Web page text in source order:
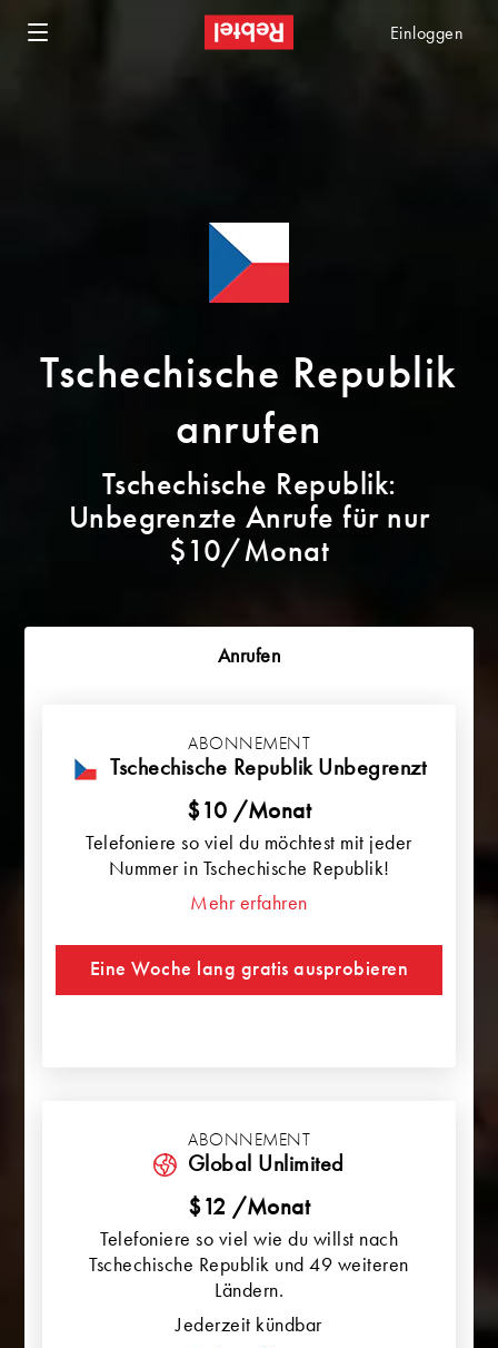
Einloggen
Tschechische Republik
anrufen
Tschechische Republik:
Unbegrenzte Anrufe für nur
$10/Monat
Anrufen
ABONNEMENT
Tschechische Republik Unbegrenzt
$10 /Monat
Telefoniere so viel du möchtest mit jeder
Nummer in Tschechische Republik!
Mehr erfahren
Eine Woche lang gratis ausprobieren
ABONNEMENT
Global Unlimited
$12 /Monat
Telefoniere so viel wie du willst nach
Tschechische Republik und 49 weiteren
Ländern.
Jederzeit kündbar